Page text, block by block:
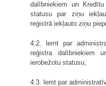
dalībniekiem un
statusu par ziņu
reģistrā iekļauto ziņu
4.2. lemt par
reģistra dalībniekiem
ierobežotu statusu;
4.3. lemt par